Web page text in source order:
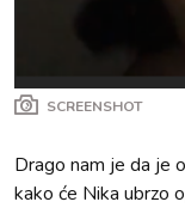
SCREENSHOT
Drago nam je da je
kako će Nika ubrzo